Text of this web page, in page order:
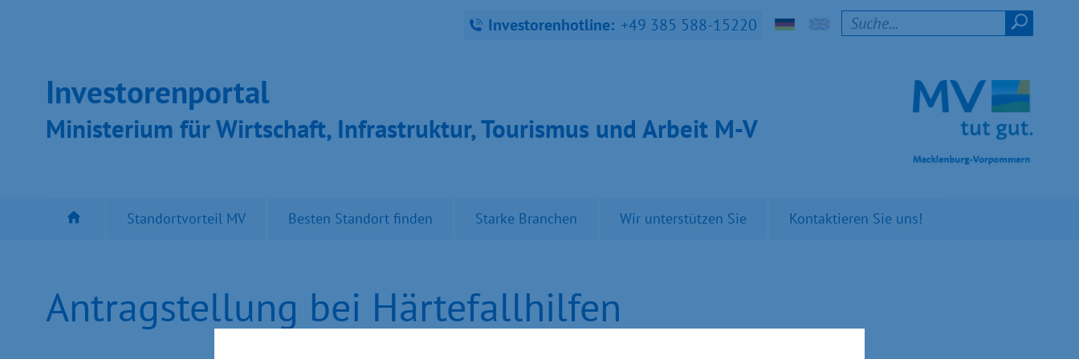
Investorenhotline: +49 385 588-15220
Inves­toren­por­tal
Ministeri­um für Wirt­schaft, Infra­struk­tur, Tou­ris­mus und Ar­beit M-V
Standortvorteil MV Besten Standort finden Starke Branchen Wir unterstützen Sie Kontaktieren Sie uns!
Antragstellung bei Härtefallhilfen